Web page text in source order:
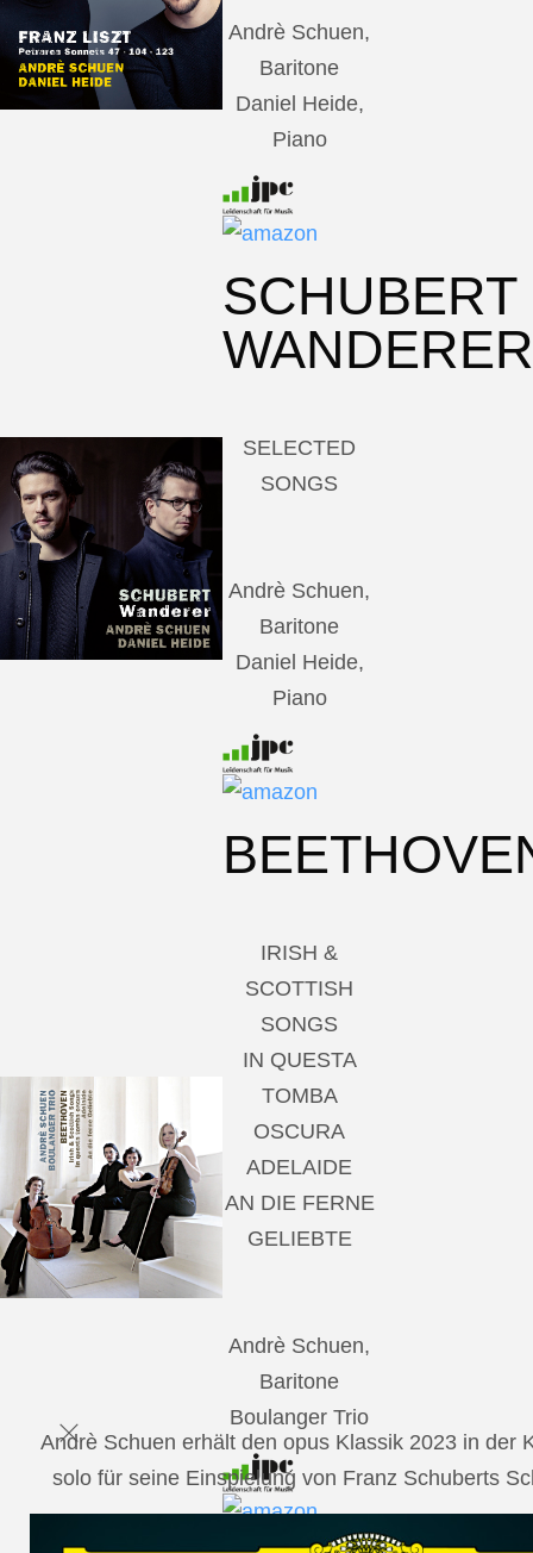
Andrè Schuen,
Baritone
Daniel Heide,
Piano
SCHUBERT
WANDERER
SELECTED
SONGS
Andrè Schuen,
Baritone
Daniel Heide,
Piano
IRISH &
SCOTTISH
SONGS
IN QUESTA
TOMBA
OSCURA
ADELAIDE
AN DIE FERNE
GELIEBTE
Andrè Schuen,
Baritone
Boulanger Trio
Andrè Schuen erhält den opus Klassik 2023 in der
solo für seine Einspielung von Franz Schuberts